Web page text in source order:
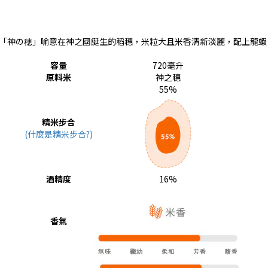
の穂」喻意在神之國誕生的稻穗，米粒大且米香清新淡麗，配上龍
容量
720毫升
原料米
神之穗
精米步合
(什麼是精米步合?)
55%
酒精度 16%
香氣